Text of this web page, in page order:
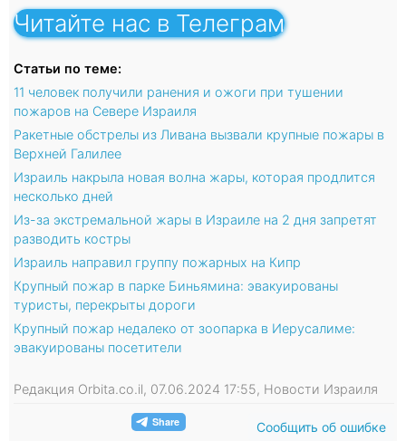
Читайте нас в Телеграм
Статьи по теме:
11 человек получили ранения и ожоги при тушении
пожаров на Севере Израиля
Ракетные обстрелы из Ливана вызвали крупные пожары в
Верхней Галилее
Израиль накрыла новая волна жары, которая продлится
несколько дней
Из-за экстремальной жары в Израиле на 2 дня запретят
разводить костры
Израиль направил группу пожарных на Кипр
Крупный пожар в парке Биньямина: эвакуированы
туристы, перекрыты дороги
Крупный пожар недалеко от зоопарка в Иерусалиме:
эвакуированы посетители
Редакция Orbita.co.il, 07.06.2024 17:55, Новости Израиля
Сообщить об ошибке